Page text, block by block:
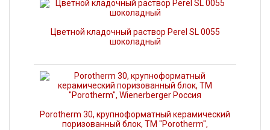
Цветной кладочный раствор Perel SL 0055
шоколадный
Porotherm 30, крупноформатный керамический
поризованный блок, ТМ "Porotherm",